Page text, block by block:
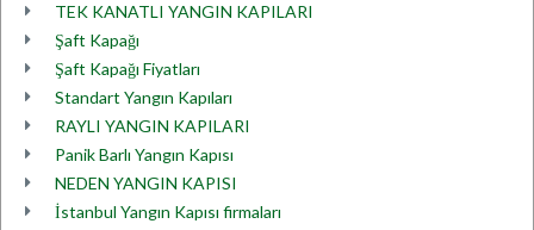
TEK KANATLI YANGIN KAPILARI
Şaft Kapağı
Şaft Kapağı Fiyatları
Standart Yangın Kapıları
RAYLI YANGIN KAPILARI
Panik Barlı Yangın Kapısı
NEDEN YANGIN KAPISI
İstanbul Yangın Kapısı firmaları